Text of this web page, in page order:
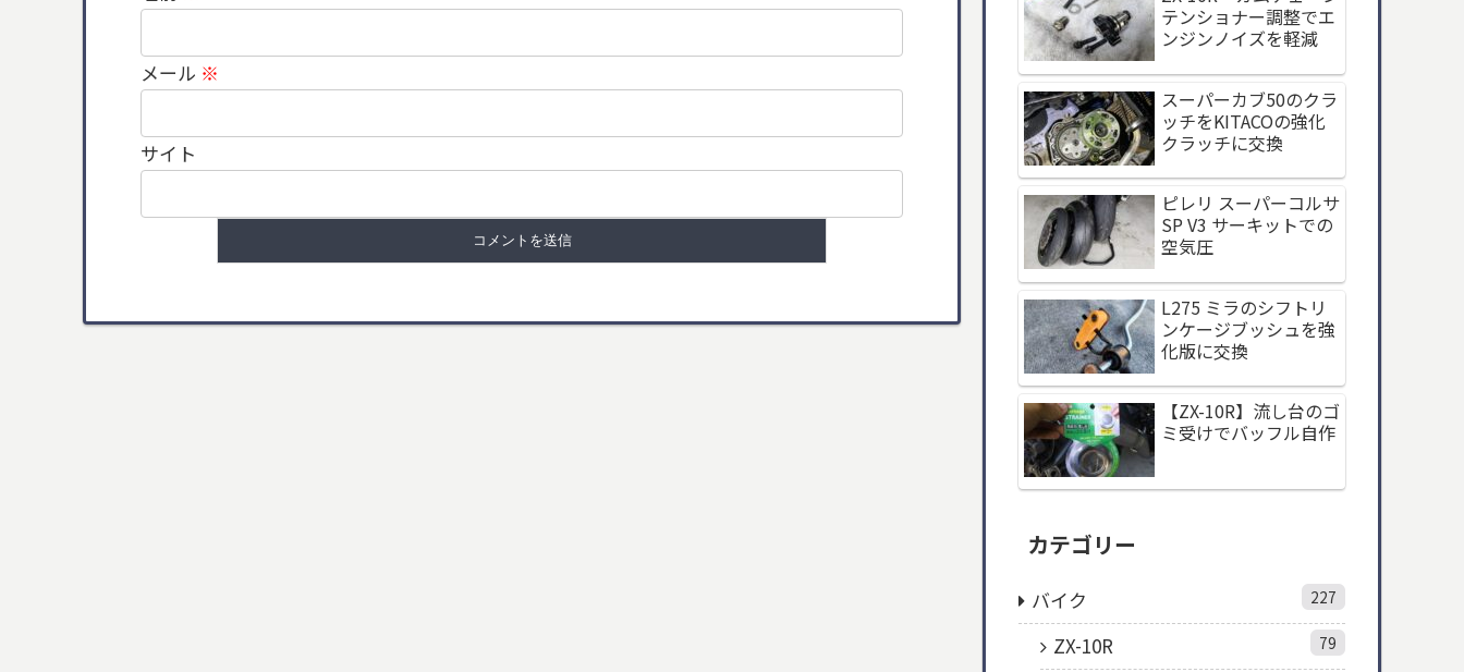
メール ※
サイト
テンショナー調整でエ
ンジンノイズを軽減
スーパーカブ50のクラ
ッチをKITACOの強化
クラッチに交換
ピレリ スーパーコルサ
SP V3 サーキットでの
空気圧
L275 ミラのシフトリ
ンケージブッシュを強
化版に交換
【ZX-10R】流し台のゴ
ミ受けでバッフル自作
カテゴリー
バイク 227
ZX-10R 79